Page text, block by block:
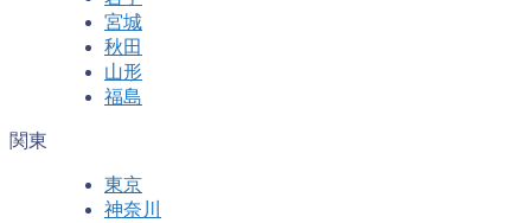
宮城
秋田
山形
福島
関東
東京
神奈川